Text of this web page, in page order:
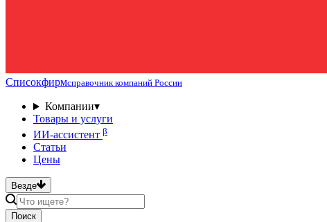
Списокфирмсправочник компаний России
Компании▾
Товары и услуги
ИИ-ассистент β
Статьи
Цены
Везде
Поиск